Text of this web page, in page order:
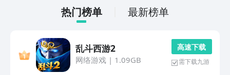
热门榜单 最新榜单
乱斗西游2
网络游戏| 1.09GB
高 速 下 载
需下载九游